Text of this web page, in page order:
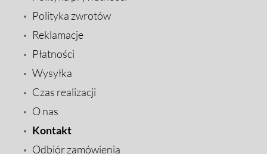
Polityka zwrotów
Reklamacje
Płatności
Wysyłka
Czas realizacji
O nas
Kontakt
Odbiór zamówienia